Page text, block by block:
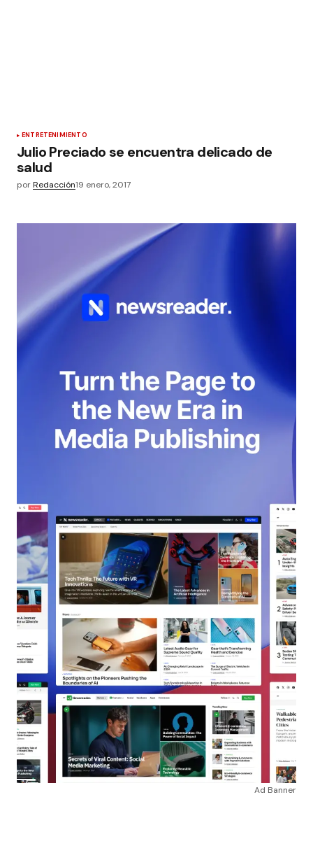
ENTRETENIMIENTO
Julio Preciado se encuentra delicado de
salud
porRedacción19 enero, 2017
Ad Banner